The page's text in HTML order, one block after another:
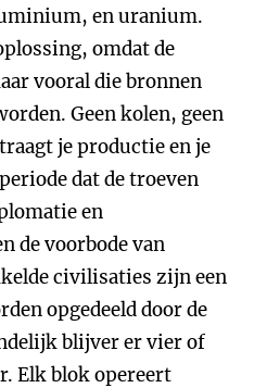
en uranium.
omdat de
vooral die bronnen
Geen kolen, geen
je productie en je
dat de troeven
en
de voorbode van
civilisaties zijn een
opgedeeld door de
blijver er vier of
Elk blok opereert